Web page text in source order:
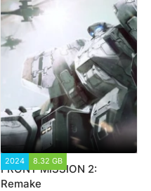
2024 8.32 GB
FRONT MISSION 2:
Remake